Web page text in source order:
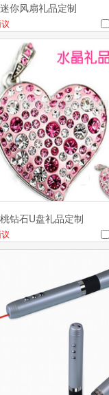
你风扇礼品定制
钻石U盘礼品定制